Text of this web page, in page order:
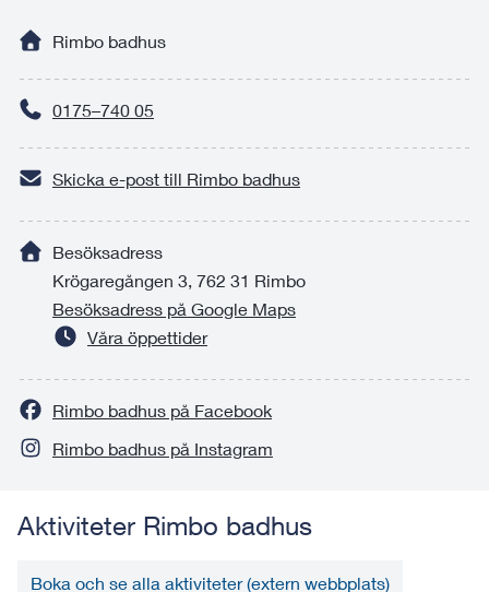
Rimbo badhus
0175–740 05
Skicka e-post till Rimbo badhus
Besöksadress
Krögaregången 3, 762 31 Rimbo
Besöksadress på Google Maps
Våra öppettider
Rimbo badhus på Facebook
Rimbo badhus på Instagram
Aktiviteter Rimbo badhus
Boka och se alla aktiviteter (extern webbplats)